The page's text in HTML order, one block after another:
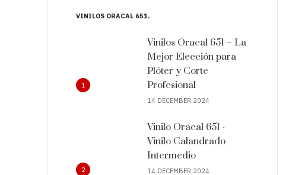
VINILOS ORACAL 651
1
Vinilos Oracal 651 – La
Mejor Elección para
Plóter y Corte
Profesional
14 DECEMBER 2024
2
Vinilo Oracal 651 -
Vinilo Calandrado
Intermedio
14 DECEMBER 2024